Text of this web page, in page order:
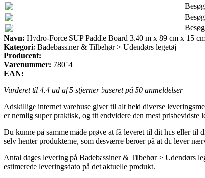
Navn: Hydro-Force SUP Paddle Board 3.40 m x 89 cm x 15
Kategori: Badebassiner & Tilbehør > Udendørs legetøj
Producent:
Varenummer: 78054
EAN:
Vurderet til 4.4 ud af 5 stjerner baseret på 50 anmeldelser
Adskillige internet varehuse giver til alt held diverse
er nemlig super praktisk, og tit endvidere den mest
Du kunne på samme måde prøve at få leveret til dit hus eller til
selv henter produkterne, som desværre beroer på at du lever
Antal dages levering på Badebassiner & Tilbehør > Udendørs
estimerede leveringsdato på det aktuelle produkt.